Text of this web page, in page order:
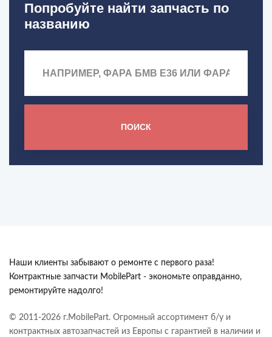
Попробуйте найти запчасть по
названию
ПОИСК
Наши клиенты забывают о ремонте с первого раза!
Контрактные запчасти MobilePart - экономьте оправданно,
ремонтируйте надолго!
© 2011-2026 г.MobilePart. Огромный ассортимент б/у и
контрактных автозапчастей из Европы с гарантией в наличии и